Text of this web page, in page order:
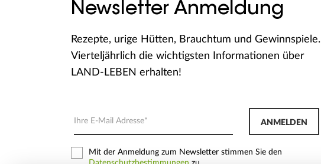
Newsletter Anmeldung
Rezepte, urige Hütten, Brauchtum und Gewinnspiele.
Vierteljährlich die wichtigsten Informationen über
LAND-LEBEN erhalten!
ANMELDEN
Mit der Anmeldung zum Newsletter stimmen Sie den